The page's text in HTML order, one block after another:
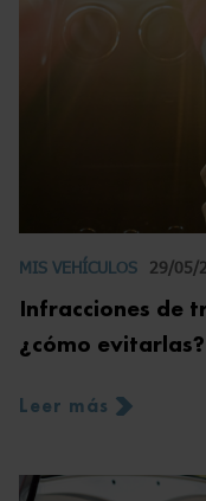
MIS VEHÍCULOS 29/05/
Infracciones de
¿cómo evitarlas?
Leer más